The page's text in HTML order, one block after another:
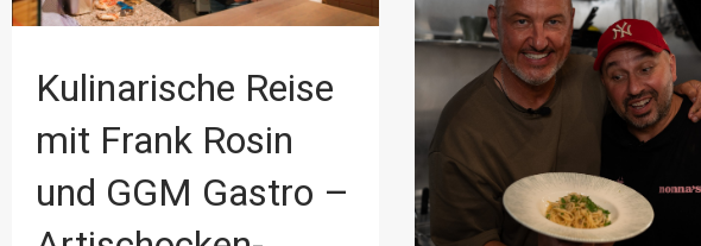
Kulinarische Reise
mit Frank Rosin
und GGM Gastro –